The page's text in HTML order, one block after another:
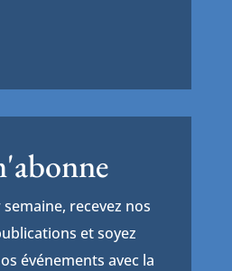
recevez nos
et soyez
événements avec la